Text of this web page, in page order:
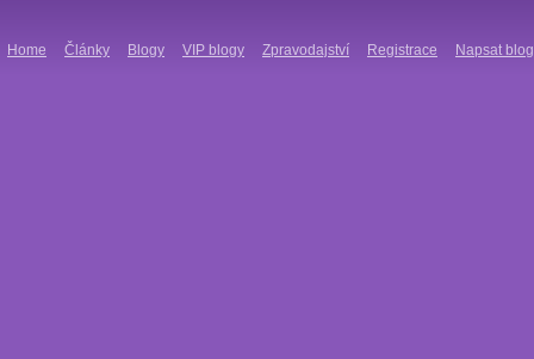
Home Články Blogy VIP blogy Zpravodajství Registrace Napsat blog